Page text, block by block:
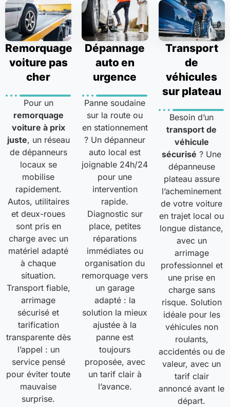
Remorquage
voiture pas
cher
Pour un
remorquage
voiture à prix
juste, un réseau
de dépanneurs
locaux se
mobilise
rapidement.
Autos, utilitaires
et deux-roues
sont pris en
charge avec un
matériel adapté
à chaque
situation.
Transport fiable,
arrimage
sécurisé et
tarification
transparente dès
l’appel : un
service pensé
pour éviter toute
mauvaise
surprise.
Dépannage
auto en
urgence
Panne soudaine
sur la route ou
en stationnement
? Un dépanneur
auto local est
joignable 24h/24
pour une
intervention
rapide.
Diagnostic sur
place, petites
réparations
immédiates ou
organisation du
remorquage vers
un garage
adapté : la
solution la mieux
ajustée à la
panne est
toujours
proposée, avec
un tarif clair à
l’avance.
Transport
de
véhicules
sur plateau
Besoin d’un
transport de
véhicule
sécurisé ? Une
dépanneuse
plateau assure
l’acheminement
de votre voiture
en trajet local ou
longue distance,
avec un
arrimage
professionnel et
une prise en
charge sans
risque. Solution
idéale pour les
véhicules non
roulants,
accidentés ou de
valeur, avec un
tarif clair
annoncé avant le
départ.